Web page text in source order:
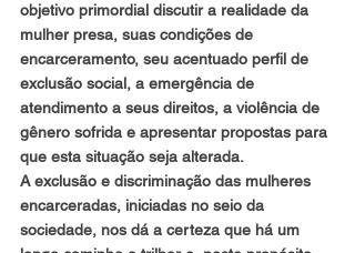
objetivo primordial discutir a realidade da
mulher presa, suas condições de
encarceramento, seu acentuado perfil de
exclusão social, a emergência de
atendimento a seus direitos, a violência de
gênero sofrida e apresentar propostas para
que esta situação seja alterada.
A exclusão e discriminação das mulheres
encarceradas, iniciadas no seio da
sociedade, nos dá a certeza que há um